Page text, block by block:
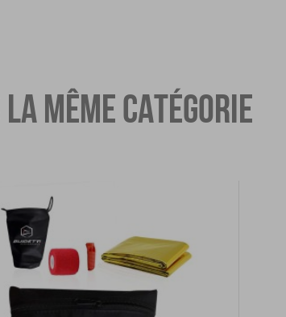
MÊME CATÉGORIE